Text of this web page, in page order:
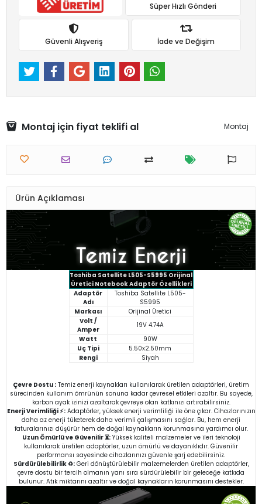
Süper Hızlı Gönderi
Güvenli Alışveriş İade ve Değişim
Montaj için fiyat teklifi al Montaj
Ürün Açıklaması
Toshiba Satellite L505-S5995 Orijinal
Üretici Notebook Adaptör Özellikleri
Adaptör
Adı
Toshiba Satellite L505-
S5995
Markası
Orijinal Üretici
Volt /
Amper
19V 4.74A
Watt
90W
Uç Tipi
5.50x2.50mm
Rengi
Siyah
Çevre Dostu : Temiz enerji kaynakları kullanılarak üretilen adaptörleri, üretim
sürecinden kullanım ömrünün sonuna kadar çevresel etkileri azaltır. Bu sayede,
karbon ayak izinizi azaltarak çevreye olan katkınızı artırabilirsiniz.
Enerji Verimliliği ⚡:Adaptörler, yüksek enerji verimliliği ile öne çıkar. Cihazlarınızın
daha az enerji tüketerek daha verimli çalışmasını sağlar. Bu, hem enerji
faturalarınızı düşürür hem de doğal kaynakların korunmasına yardımcı olur.
Uzun Ömürlü ve Güvenilir ⏳:Yüksek kaliteli malzemeler ve ileri teknoloji
kullanılarak üretilen adaptörler, uzun ömürlü ve dayanıklıdır. Güvenilir
performansı sayesinde cihazlarınızı güvenle şarj edebilirsiniz.
Sürdürülebilirlik ♻️:Geri dönüştürülebilir malzemelerden üretilen adaptörler,
çevre dostu bir tercih olmanın yanı sıra sürdürülebilir bir geleceğe katkıda
bulunur. Atık miktarını azaltır ve doğal kaynakların korunmasını destekler.